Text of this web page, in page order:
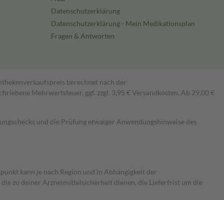
Datenschutzerklärung
Datenschutzerklärung - Mein Medikationsplan
Fragen & Antworten
berechnet nach der
Mehrwertsteuer, ggf. zzgl. 3,95 € Versandkosten. Ab 29,00 €
und die Prüfung etwaiger Anwendungshinweise des
kann je nach Region und in Abhängigkeit der
zu deiner Arzneimittelsicherheit dienen, die Lieferfrist um die